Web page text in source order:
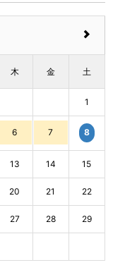
木 金 土
1
6 7 8
13 14 15
20 21 22
27 28 29